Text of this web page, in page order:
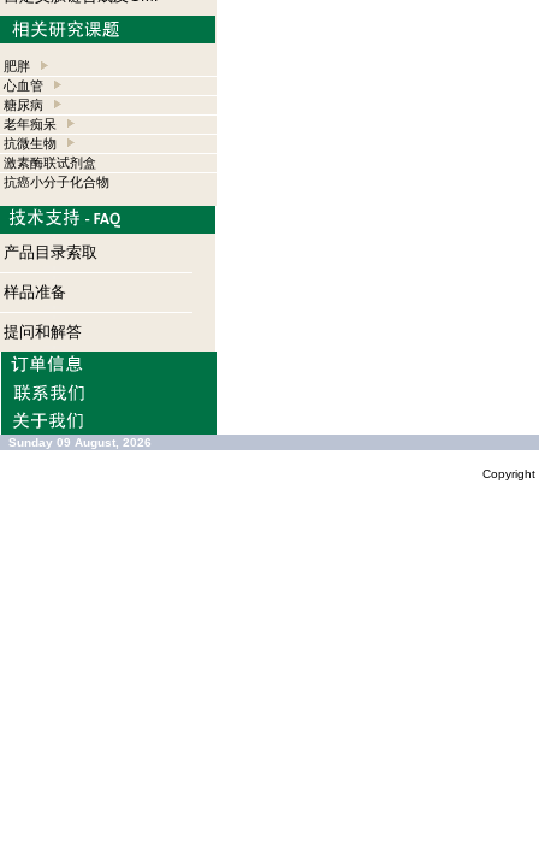
肥胖
心血管
糖尿病
老年痴呆
抗微生物
激素酶联试剂盒
抗癌小分子化合物
产品目录索取
样品准备
提问和解答
Sunday 09 August, 2026